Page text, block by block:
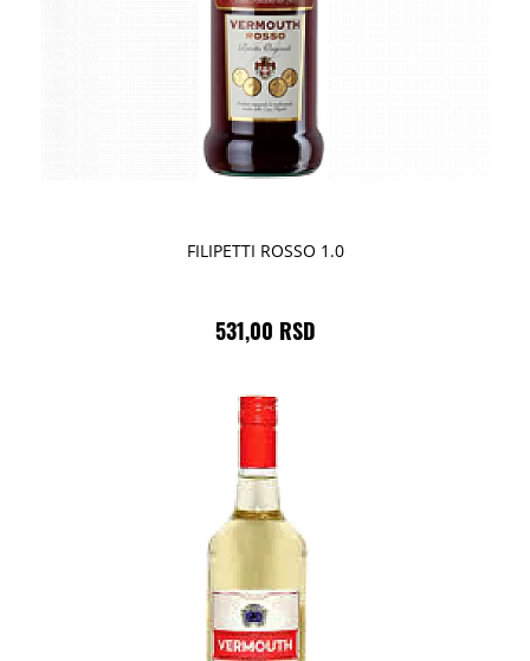
FILIPETTI ROSSO 1.0
531,00 RSD